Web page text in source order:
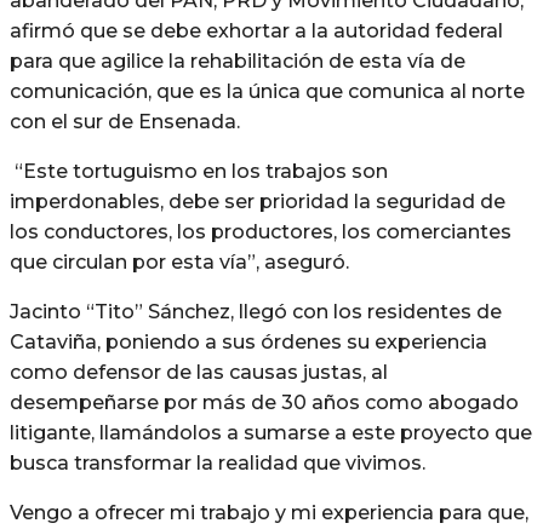
afirmó que se debe exhortar a la autoridad federal
para que agilice la rehabilitación de esta vía de
comunicación, que es la única que comunica al norte
con el sur de Ensenada.
“Este tortuguismo en los trabajos son
imperdonables, debe ser prioridad la seguridad de
los conductores, los productores, los comerciantes
que circulan por esta vía”, aseguró.
Jacinto “Tito” Sánchez, llegó con los residentes de
Cataviña, poniendo a sus órdenes su experiencia
como defensor de las causas justas, al
desempeñarse por más de 30 años como abogado
litigante, llamándolos a sumarse a este proyecto que
busca transformar la realidad que vivimos.
Vengo a ofrecer mi trabajo y mi experiencia para que,